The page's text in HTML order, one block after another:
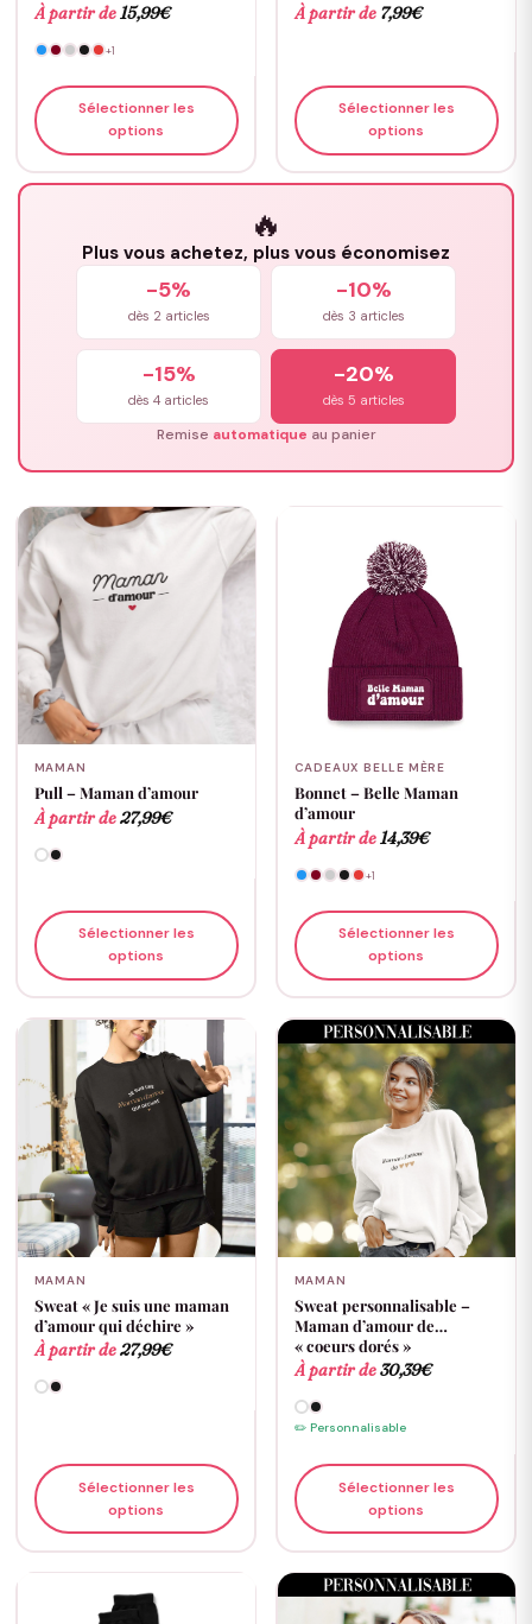
À partir de 15,99€
+1
Sélectionner les
options
À partir de 7,99€
Sélectionner les
options
🔥
Plus vous achetez, plus vous économisez
-5%
dès 2 articles
-10%
dès 3 articles
-15%
dès 4 articles
-20%
dès 5 articles
Remise automatique au panier
MAMAN
Pull – Maman d’amour
À partir de27,99€
Sélectionner les
options
CADEAUX BELLE MÈRE
Bonnet – Belle Maman
d’amour
À partir de14,39€
+1
Sélectionner les
options
MAMAN
Sweat « Je suis une maman
d’amour qui déchire »
À partir de27,99€
Sélectionner les
options
MAMAN
Sweat personnalisable –
Maman d’amour de…
« coeurs dorés »
À partir de30,39€
✏️ Personnalisable
Sélectionner les
options